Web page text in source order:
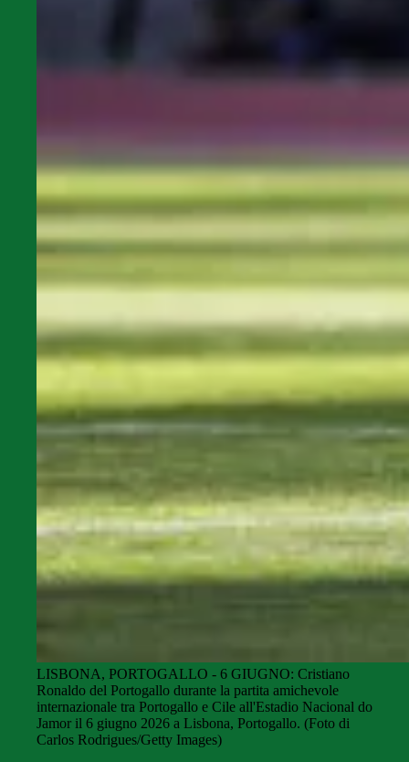
LISBONA, PORTOGALLO - 6 GIUGNO: Cristiano
Ronaldo del Portogallo durante la partita amichevole
internazionale tra Portogallo e Cile all'Estadio Nacional do
Jamor il 6 giugno 2026 a Lisbona, Portogallo. (Foto di
Carlos Rodrigues/Getty Images)